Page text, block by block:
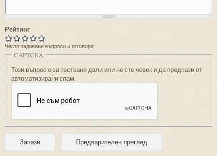
Рейтинг
Често задавани въпроси и отговори
CAPTCHA
Този въпрос е за тестване дали или не сте човек и да предпази от
автоматизирани спам.